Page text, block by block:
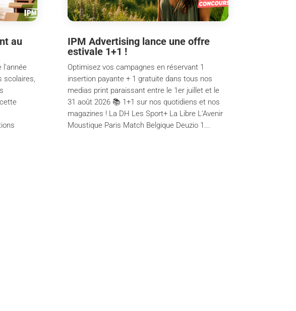
au
l'année
scolaires,
IPM Advertising lance une offre
estivale 1+1 !
Optimisez vos campagnes en réservant 1
insertion payante + 1 gratuite dans tous nos
medias print paraissant entre le 1er juillet et le
31 août 2026 📚 1+1 sur nos quotidiens et nos
magazines ! La DH Les Sport+ La Libre L'Avenir
Moustique Paris Match Belgique Deuzio 1...